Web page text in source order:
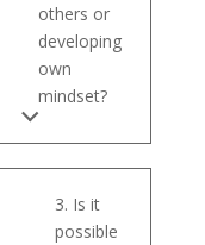
others or
developing
own
mindset?
3. Is it
possible